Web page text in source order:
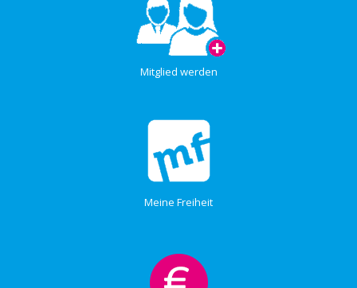
Mitglied werden
Meine Freiheit